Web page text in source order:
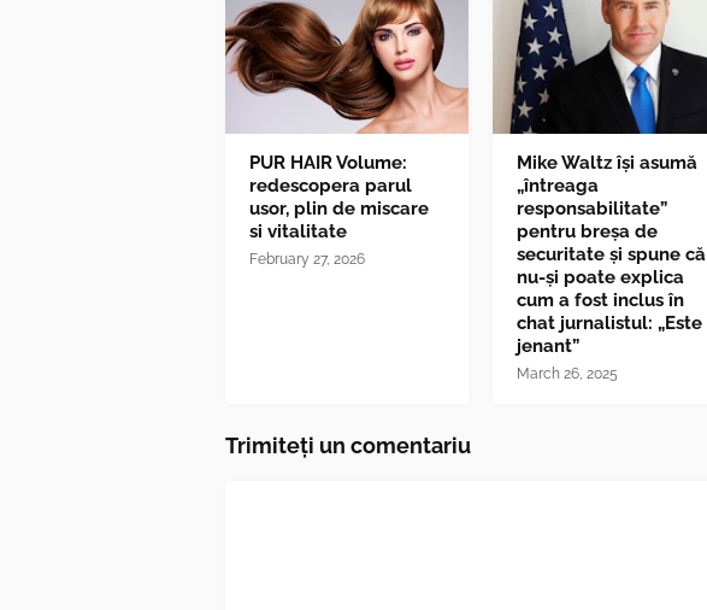
PUR HAIR Volume:
redescopera parul
usor, plin de miscare
si vitalitate
February 27, 2026
Mike Waltz îşi asumă
„întreaga
responsabilitate”
pentru breşa de
securitate și spune că
nu-și poate explica
cum a fost inclus în
chat jurnalistul: „Este
jenant”
March 26, 2025
Trimiteți un comentariu